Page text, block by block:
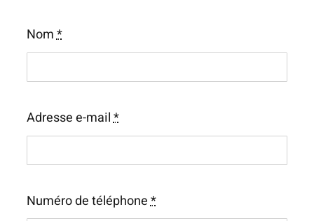
Nom*
Adresse e-mail*
Numéro de téléphone*